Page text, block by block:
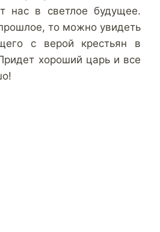
нас в светлое будущее.
то можно увидеть
с верой крестьян в
хороший царь и все